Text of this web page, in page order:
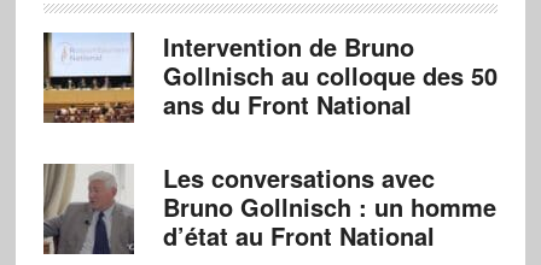
Intervention de Bruno
Gollnisch au colloque des 50
ans du Front National
Les conversations avec
Bruno Gollnisch : un homme
d’état au Front National